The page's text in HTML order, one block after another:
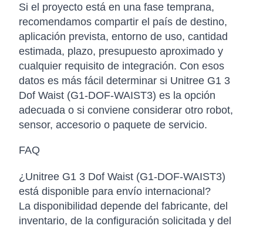
Si el proyecto está en una fase temprana,
recomendamos compartir el país de destino,
aplicación prevista, entorno de uso, cantidad
estimada, plazo, presupuesto aproximado y
cualquier requisito de integración. Con esos
datos es más fácil determinar si Unitree G1 3
Dof Waist (G1-DOF-WAIST3) es la opción
adecuada o si conviene considerar otro robot,
sensor, accesorio o paquete de servicio.
FAQ
¿Unitree G1 3 Dof Waist (G1-DOF-WAIST3)
está disponible para envío internacional?
La disponibilidad depende del fabricante, del
inventario, de la configuración solicitada y del